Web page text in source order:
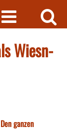
Wiesn-
ganzen